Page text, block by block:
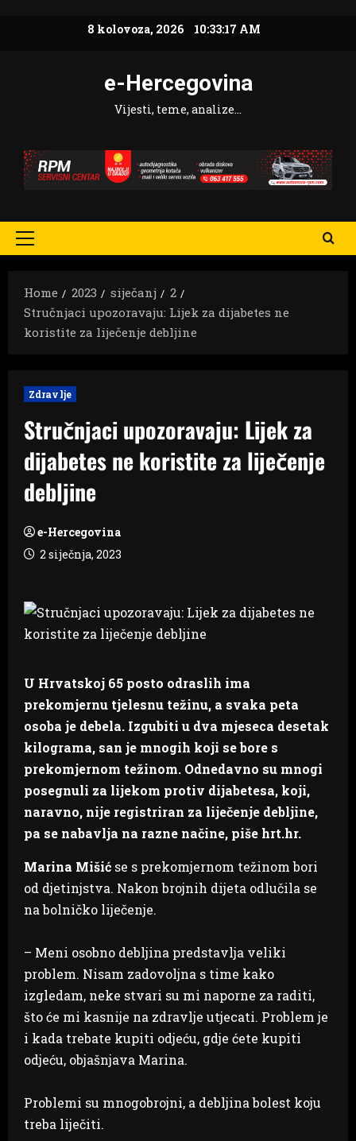
8 kolovoza, 2026 10:33:18 AM
e-Hercegovina
Vijesti, teme, analize…
Primary
Home
2023 siječanj
2
Stručnjaci upozoravaju: Lijek za dijabetes ne
koristite za liječenje debljine
Zdravlje
Stručnjaci upozoravaju: Lijek za
dijabetes ne koristite za liječenje
debljine
e-Hercegovina
2 siječnja, 2023
U Hrvatskoj 65 posto odraslih ima
prekomjernu tjelesnu težinu, a svaka peta
osoba je debela. Izgubiti u dva mjeseca desetak
kilograma, san je mnogih koji se bore s
prekomjernom težinom. Odnedavno su mnogi
posegnuli za lijekom protiv dijabetesa, koji,
naravno, nije registriran za liječenje debljine,
pa se nabavlja na razne načine, piše hrt.hr.
Marina Mišić se s prekomjernom težinom bori
od djetinjstva. Nakon brojnih dijeta odlučila se
na bolničko liječenje.
– Meni osobno debljina predstavlja veliki
problem. Nisam zadovoljna s time kako
izgledam, neke stvari su mi naporne za raditi,
što će mi kasnije na zdravlje utjecati. Problem je
i kada trebate kupiti odjeću, gdje ćete kupiti
odjeću, objašnjava Marina.
Problemi su mnogobrojni, a debljina bolest koju
treba liječiti.